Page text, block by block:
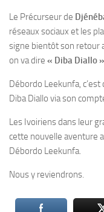
Le Précurseur de
réseaux sociaux et les
signe bientôt son retour
on va dire « Diba Diallo »
Débordo Leekunfa, c’est
Diba Diallo via son
Les Ivoiriens dans leur
cette nouvelle aventure
Débordo Leekunfa.
Nous y reviendrons.